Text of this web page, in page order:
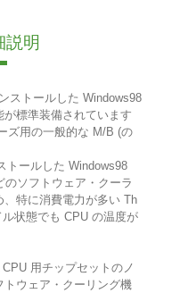
説明
ストールした Windows98
標準装備されています
ズ用の一般的な M/B (の
トールした Windows98
のソフトウェア・クーラ
特に消費電力が多い Th
状態でも CPU の温度が
用チップセットのノ
ウェア・クーリング機